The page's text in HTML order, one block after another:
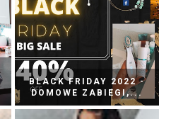
BLACK FRIDAY 2022 -
DOMOWE ZABIEGI,...